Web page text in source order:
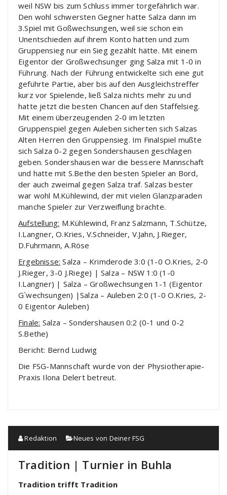
weil NSW bis zum Schluss immer torgefährlich war.
Den wohl schwersten Gegner hatte Salza dann im
3.Spiel mit Goßwechsungen, weil sie schon ein
Unentschieden auf ihrem Konto hatten und zum
Gruppensieg nur ein Sieg gezählt hätte. Mit einem
Eigentor der Großwechsunger ging Salza mit 1-0 in
Führung. Nach der Führung entwickelte sich eine gut
geführte Partie, aber bis auf den Ausgleichstreffer
kurz vor Spielende, ließ Salza nichts mehr zu und
hatte jetzt die besten Chancen auf den Staffelsieg.
Mit einem überzeugenden 2-0 im letzten
Gruppenspiel gegen Auleben sicherten sich Salzas
Alten Herren den Gruppensieg. Im Finalspiel mußte
sich Salza 0-2 gegen Sondershausen geschlagen
geben. Sondershausen war die bessere Mannschaft
und hatte mit S.Bethe den besten Spieler an Bord,
der auch zweimal gegen Salza traf. Salzas bester
war wohl M.Kühlewind, der mit vielen Glanzparaden
manche Spieler zur Verzweiflung brachte.
Aufstellung: M.Kühlewind, Franz Salzmann, T.Schütze,
I.Langner, O.Kries, V.Schneider, V.Jahn, J.Rieger,
D.Fuhrmann, A.Röse
Ergebnisse: Salza – Krimderode 3:0 (1-0 O.Kries, 2-0
J.Rieger, 3-0 J.Riege) | Salza – NSW 1:0 (1-0
I.Langner) | Salza – Großwechsungen 1-1 (Eigentor
G`wechsungen) |Salza – Auleben 2:0 (1-0 O.Kries, 2-
0 Eigentor Auleben)
Finale: Salza – Sondershausen 0:2 (0-1 und 0-2
S.Bethe)
Bericht: Bernd Ludwig
Die FSG-Mannschaft wurde von der Physiotherapie-
Praxis Ilona Delert betreut.
Redaktion Neues von Deiner FSG
Tradition | Turnier in Buhla
Tradition trifft Tradition